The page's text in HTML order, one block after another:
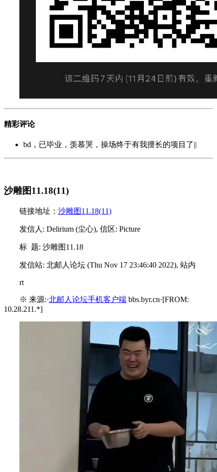
精彩评论
bd，已毕业，羡慕哭，操场终于有我擅长的项目了||
沙雕图11.18(11)
链接地址： 沙雕图11.18(11)
发信人: Delirium (尘心), 信区: Picture
标 题: 沙雕图11.18
发信站: 北邮人论坛 (Thu Nov 17 23:46:40 2022), 站内
rt
※ 来源:·北邮人论坛手机客户端 bbs.byr.cn·[FROM:
10.28.211.*]